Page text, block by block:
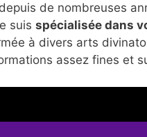
de nombreuses
suis spécialisée dans
à divers arts
assez fines et